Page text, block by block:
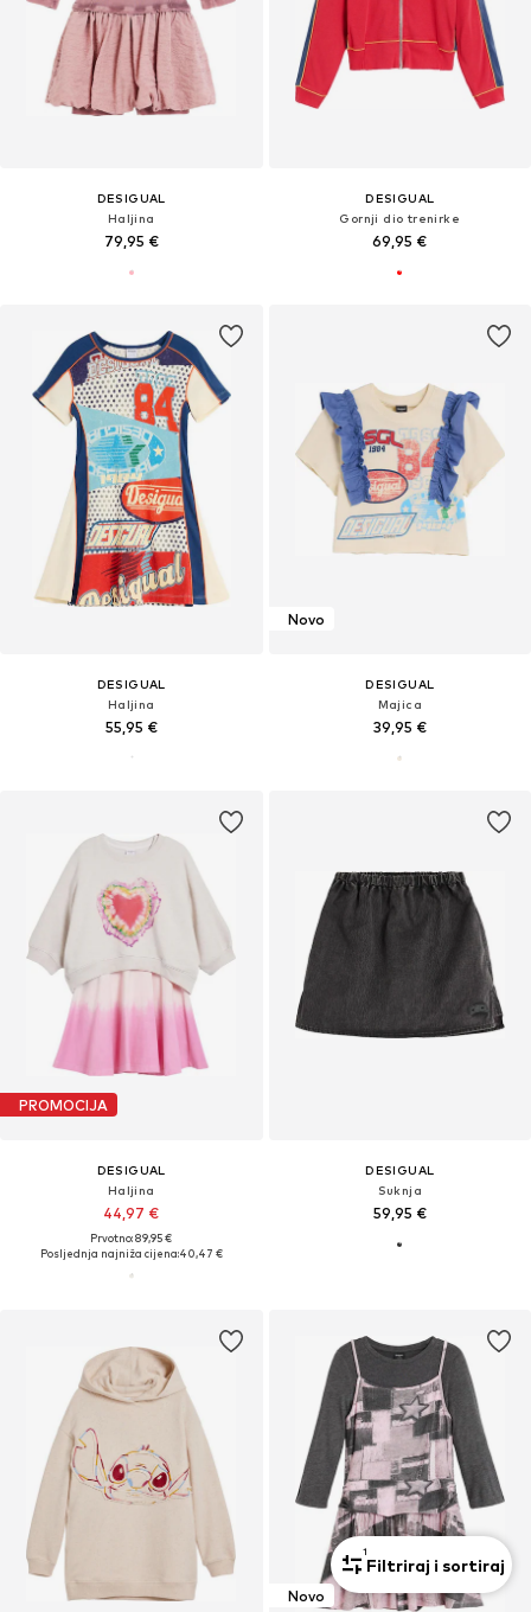
DESIGUAL
Haljina
79,95 €
DESIGUAL
Gornji dio trenirke
69,95 €
DESIGUAL
Haljina
55,95 €
Novo
DESIGUAL
Majica
39,95 €
PROMOCIJA
DESIGUAL
Haljina
44,97 €
Prvotno: 89,95 €
Posljednja najniža cijena:40,47 €
DESIGUAL
Suknja
59,95 €
Novo
1
Filtriraj i sortiraj